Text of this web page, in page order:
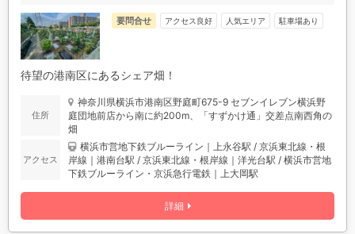
詳細
要問合せ アクセス良好 人気エリア 駐車場あり
待望の港南区にあるシェア畑！
住所
神奈川県横浜市港南区野庭町675-9 セブンイレブン横浜野
庭団地前店から南に約200m、「すずかけ通」交差点南西角の
畑
アクセス
横浜市営地下鉄ブルーライン｜上永谷駅 / 京浜東北線・根
岸線｜港南台駅 / 京浜東北線・根岸線｜洋光台駅 / 横浜市営地
下鉄ブルーライン・京浜急行電鉄｜上大岡駅